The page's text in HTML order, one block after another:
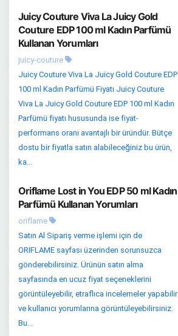
Juicy Couture Viva La Juicy Gold
Couture EDP 100 ml Kadın Parfümü
Kullanan Yorumları
juicy-couture
Juicy Couture Viva La Juicy Gold Couture EDP
100 ml Kadın Parfümü Fiyatı Juicy Couture
Viva La Juicy Gold Couture EDP 100 ml Kadın
Parfümü fiyatı hususunda ise fiyat-
performans oranı avantajlı bir üründür. Bütçe
dostu bir fiyatla satın alabileceğiniz bu ürün,
ka...
Oriflame Lost in You EDP 50 ml Kadın
Parfümü Kullanan Yorumları
oriflame
Satın Al Sipariş verme işlemi için de
ORIFLAME sayfası üzerinden sorunsuzca
gönderebilirsiniz. Ürünün satın alma
sayfasında en ucuz fiyat seçeneklerini
görüntüleyebilir, etraflıca incelemeler yapabilir
ve kullanıcı yorumlarına görüntüleyebilirsiniz.
Bu...